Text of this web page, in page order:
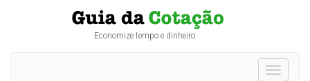
Economize tempo e dinheiro
Toggle